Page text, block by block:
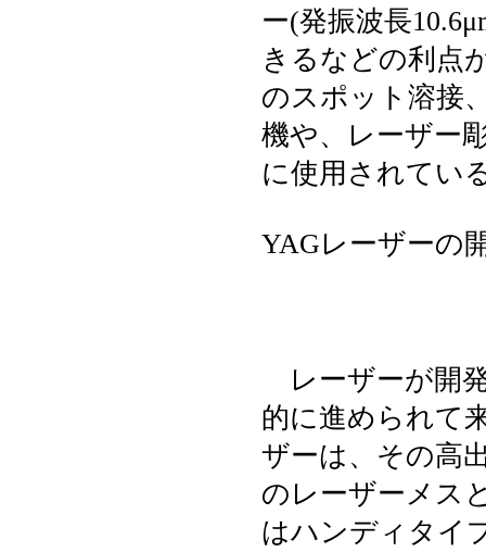
ー(発振波長
きるなどの利点
のスポット溶接
機や、レーザー
に使用されてい
YAGレーザーの
レーザーが開
的に進められて
ザーは、その高
のレーザーメス
はハンディタイ